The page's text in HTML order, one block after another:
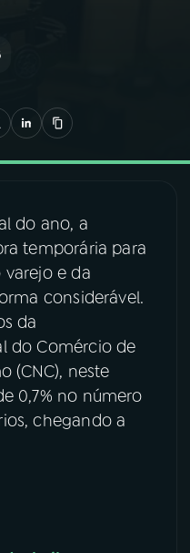
do ano, a
temporária para
e da
considerável.
da
do Comércio de
(CNC), neste
0,7% no número
chegando a